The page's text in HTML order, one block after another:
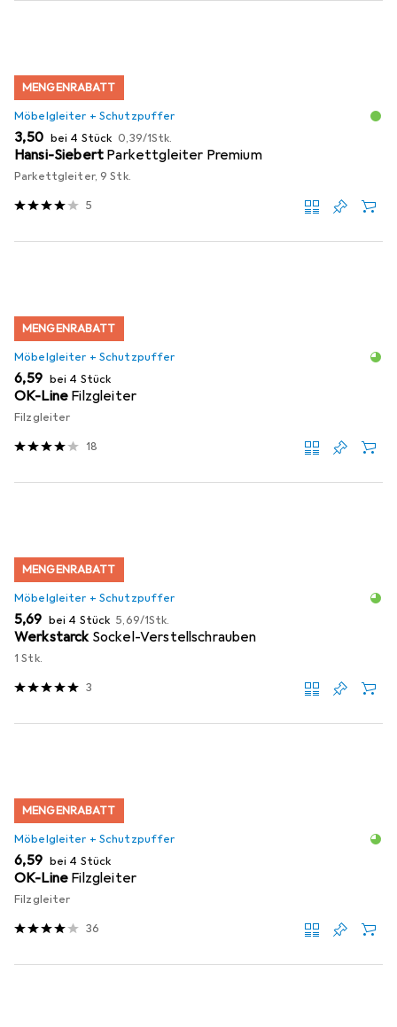
MENGENRABATT
Möbelgleiter + Schutzpuffer
EUR
3,50 bei 4 Stück EUR
0,39/1Stk.
Hansi-Siebert Parkettgleiter Premium
Parkettgleiter, 9 Stk.
5
MENGENRABATT
Möbelgleiter + Schutzpuffer
EUR
6,59 bei 4 Stück
OK-Line Filzgleiter
Filzgleiter
18
MENGENRABATT
Möbelgleiter + Schutzpuffer
EUR
5,69 bei 4 Stück EUR
5,69/1Stk.
Werkstarck Sockel-Verstellschrauben
1 Stk.
3
MENGENRABATT
Möbelgleiter + Schutzpuffer
EUR
6,59 bei 4 Stück
OK-Line Filzgleiter
Filzgleiter
36